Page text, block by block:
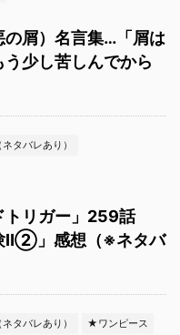
の屑）名言集…「屑は
少し苦しんでから
タバレあり）
トリガー」259話
Ⅱ②」感想（※ネタバ
タバレあり） ★ワンピース